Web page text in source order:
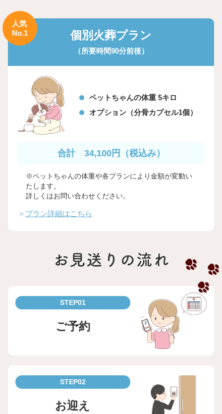
人気
No.1
個別火葬プラン
（所要時間90分前後）
ペットちゃんの体重 5キロ
オプション（分骨カプセル1個）
合計 34,100円 （税込み）
※ペットちゃんの体重や各プランにより金額が変動い
たします。
詳しくはお問い合わせください。
＞ プラン詳細はこちら
STEP01
ご予約
STEP02
お迎え